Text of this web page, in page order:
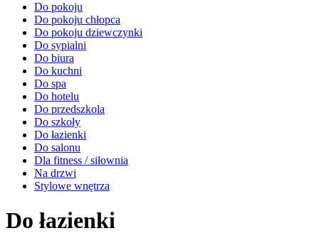
Do pokoju
Do pokoju chłopca
Do pokoju dziewczynki
Do sypialni
Do biura
Do kuchni
Do spa
Do hotelu
Do przedszkola
Do szkoły
Do łazienki
Do salonu
Dla fitness / siłownia
Na drzwi
Stylowe wnętrza
Do łazienki